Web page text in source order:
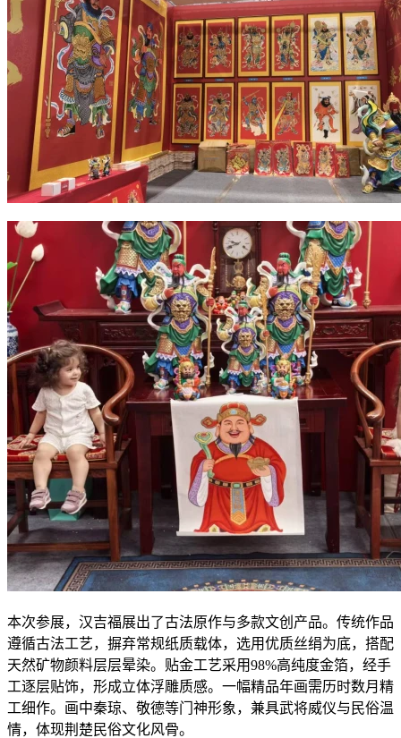
本次参展，汉吉福展出了古法原作与多款文创产品。传统作品
遵循古法工艺，摒弃常规纸质载体，选用优质丝绢为底，搭配
天然矿物颜料层层晕染。贴金工艺采用98%高纯度金箔，经手
工逐层贴饰，形成立体浮雕质感。一幅精品年画需历时数月精
工细作。画中秦琼、敬德等门神形象，兼具武将威仪与民俗温
情，体现荆楚民俗文化风骨。